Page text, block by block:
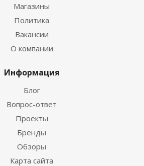
Магазины
Политика
Вакансии
О компании
Информация
Блог
Вопрос-ответ
Проекты
Бренды
Обзоры
Карта сайта